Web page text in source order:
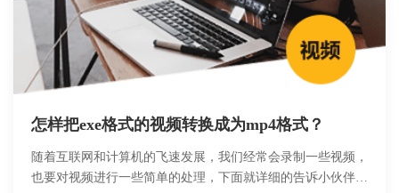
怎样把exe格式的视频转换成为mp4格式？
随着互联网和计算机的飞速发展，我们经常会录制一些视频，
也要对视频进行一些简单的处理，下面就详细的告诉小伙伴